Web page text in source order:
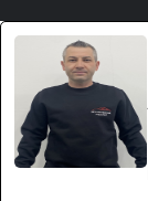
Unfallschäden
Kratzer